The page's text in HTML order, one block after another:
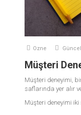
Ozne
Müşteri
Müşteri deneyimi,
saflarında yer alır
Müşteri deneyimi iki